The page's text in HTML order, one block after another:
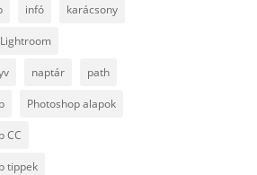
infó karácsony
Lightroom
naptár path
Photoshop alapok
CC
tippek